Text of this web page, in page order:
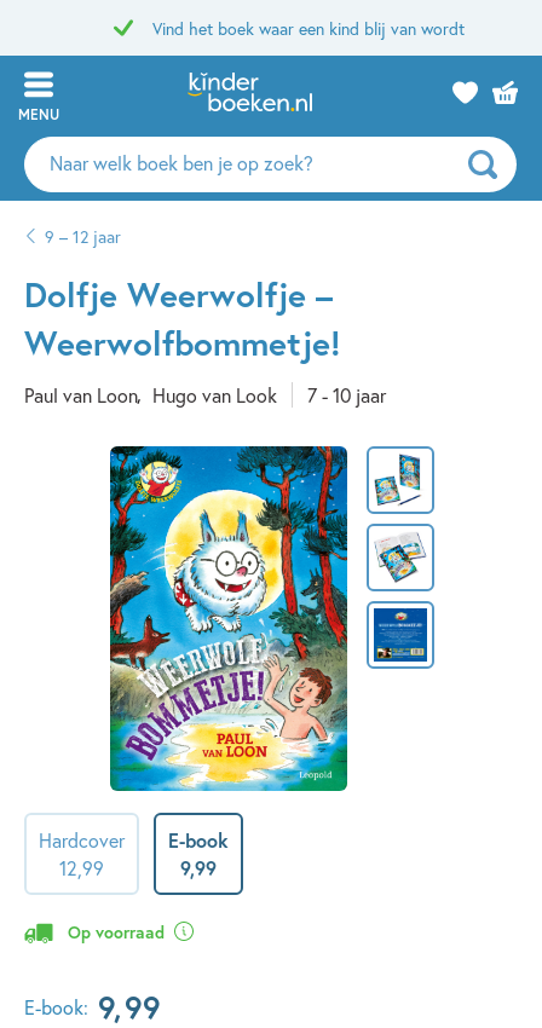
Vind het boek waar een kind blij van wordt
MENU
Zoeken
naar
auteurs
uitgevers
9 – 12 jaar
Dolfje Weerwolfje –
Weerwolfbommetje!
Paul van Loon Hugo van Look 7 - 10 jaar
Hardcover
12,99
E-book
9,99
Op voorraad
E-book: 9,99